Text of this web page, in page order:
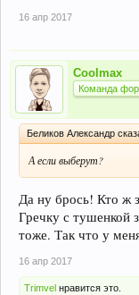
16 апр 2017
Coolmax
Команда
Беликов Александр
А если выберут?
Да ну брось! Кто ж
Гречку с тушенкой
тоже. Так что у
16 апр 2017
Trimvel нравится это.